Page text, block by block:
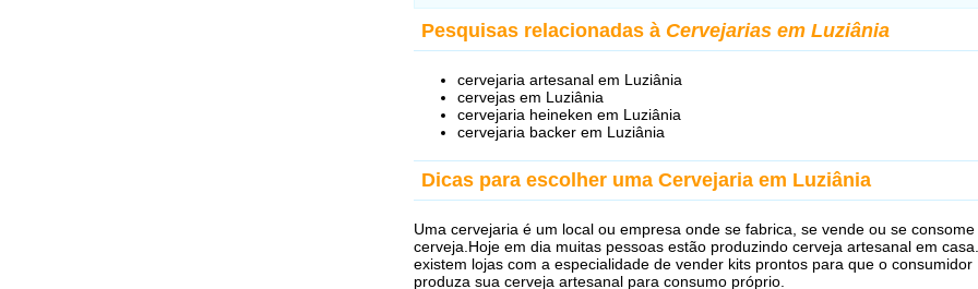
Pesquisas relacionadas à Cervejarias em Luziânia
cervejaria artesanal em Luziânia
cervejas em Luziânia
cervejaria heineken em Luziânia
cervejaria backer em Luziânia
Dicas para escolher uma Cervejaria em Luziânia
Uma cervejaria é um local ou empresa onde se fabrica, se vende ou se consome
cerveja.Hoje em dia muitas pessoas estão produzindo cerveja artesanal em
existem lojas com a especialidade de vender kits prontos para que o consumidor
produza sua cerveja artesanal para consumo próprio.